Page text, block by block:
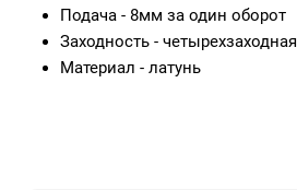
Подача - 8мм за один оборот
Заходность - четырехзаходная
Материал - латунь